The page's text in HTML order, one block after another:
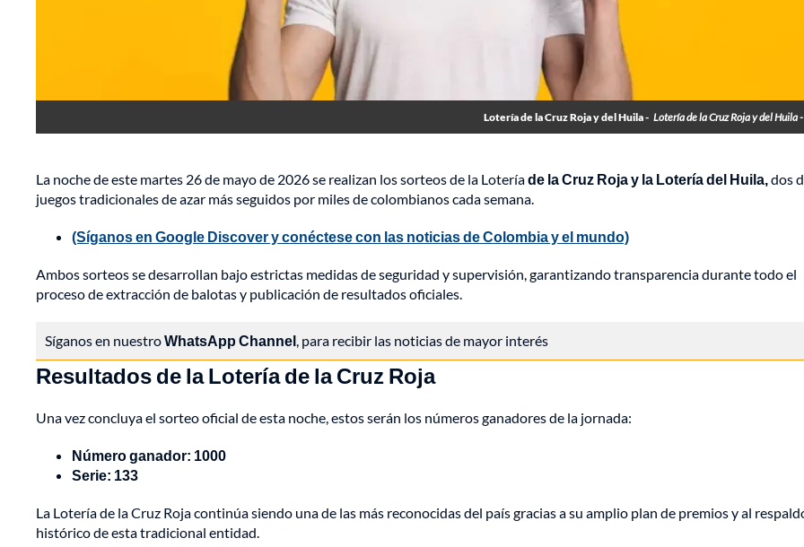
Lotería de la Cruz Roja y del Huila - Lotería de la Cruz Roja y del Huila
La noche de este martes 26 de mayo de 2026 se realizan los sorteos de la Loteríade la Cruz Roja y la Lotería del Huila,dos
juegos tradicionales de azar más seguidos por miles de colombianos cada semana.
(Síganos en Google Discover y conéctese con las noticias de Colombia y el mundo)
Ambos sorteos se desarrollan bajo estrictas medidas de seguridad y supervisión, garantizando transparencia durante todo el
proceso de extracción de balotas y publicación de resultados oficiales.
Síganos en nuestroWhatsApp Channel, para recibir las noticias de mayor interés
Resultados de la Lotería de la Cruz Roja
Una vez concluya el sorteo oficial de esta noche, estos serán los números ganadores de la jornada:
Número ganador: 1000
Serie: 133
La Lotería de la Cruz Roja continúa siendo una de las más reconocidas del país gracias a su amplio plan de premios y al
histórico de esta tradicional entidad.